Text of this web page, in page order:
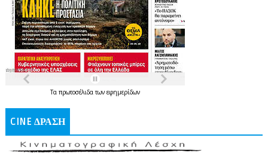
Τα πρωτοσέλιδατων εφημερίδων
CINE ΔΡΑΣΗ